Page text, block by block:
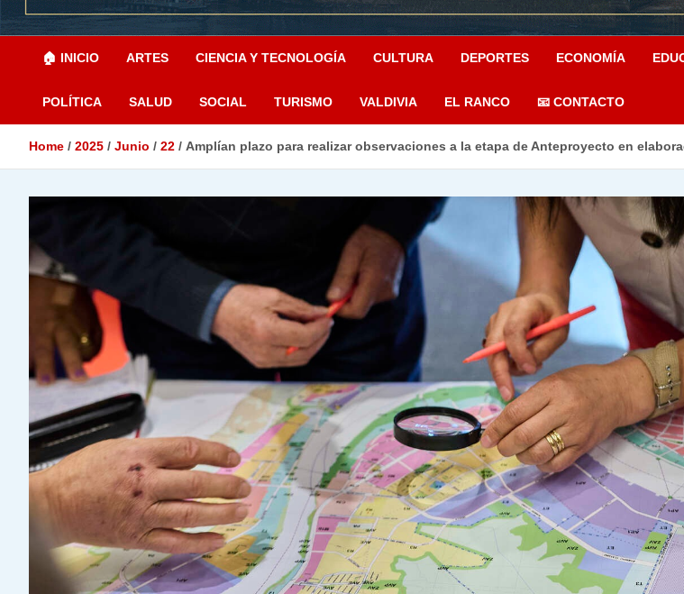
🏠 INICIO ARTES CIENCIA Y TECNOLOGÍA CULTURA DEPORTES ECONOMÍA
POLÍTICA SALUD SOCIAL TURISMO VALDIVIA EL RANCO 📧 CONTACTO
Home 2025 Junio 22 Amplían plazo para realizar observaciones a la etapa de Anteproyecto en